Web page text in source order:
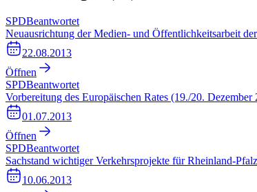
SPDBeantwortet
Neuausrichtung der Medien- und Öffentlichkeitsarbeit
22.08.2013
Öffnen
SPDBeantwortet
Vorbereitung des Europäischen Rates (19./20.
01.07.2013
Öffnen
SPDBeantwortet
Sachstand wichtiger Verkehrsprojekte für Rheinland-Pfalz
10.06.2013